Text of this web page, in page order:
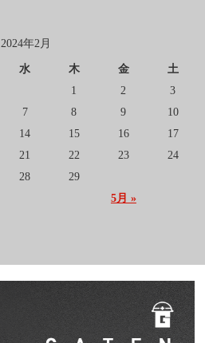
2024年2月
水 木 金 土
5月 »
1 2
3
7 8 9
10
14 15 16
17
21 22 23
24
28 29